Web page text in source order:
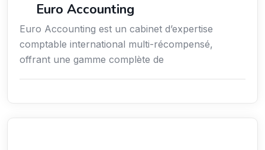
Euro Accounting
Euro Accounting est un cabinet d’expertise
comptable international multi-récompensé,
offrant une gamme complète de